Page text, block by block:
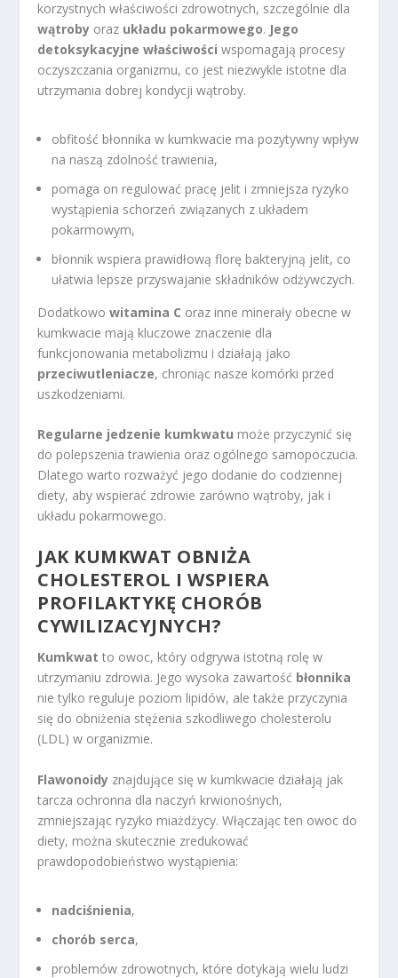
korzystnych właściwości zdrowotnych, szczególnie dla
wątroby oraz układu pokarmowego. Jego
detoksykacyjne właściwości wspomagają procesy
oczyszczania organizmu, co jest niezwykle istotne dla
utrzymania dobrej kondycji wątroby.
obfitość błonnika w kumkwacie ma pozytywny wpływ
na naszą zdolność trawienia,
pomaga on regulować pracę jelit i zmniejsza ryzyko
wystąpienia schorzeń związanych z układem
pokarmowym,
błonnik wspiera prawidłową florę bakteryjną jelit, co
ułatwia lepsze przyswajanie składników odżywczych.
Dodatkowowitamina C oraz inne minerały obecne w
kumkwacie mają kluczowe znaczenie dla
funkcjonowania metabolizmu i działają jako
przeciwutleniacze, chroniąc nasze komórki przed
uszkodzeniami.
Regularne jedzenie kumkwatu może przyczynić się
do polepszenia trawienia oraz ogólnego samopoczucia.
Dlatego warto rozważyć jego dodanie do codziennej
diety, aby wspierać zdrowie zarówno wątroby, jak i
układu pokarmowego.
JAK KUMKWAT OBNIŻA
CHOLESTEROL I WSPIERA
PROFILAKTYKĘ CHORÓB
CYWILIZACYJNYCH?
Kumkwat to owoc, który odgrywa istotną rolę w
utrzymaniu zdrowia. Jego wysoka zawartość błonnika
nie tylko reguluje poziom lipidów, ale także przyczynia
się do obniżenia stężenia szkodliwego cholesterolu
(LDL) w organizmie.
Flawonoidy znajdujące się w kumkwacie działają jak
tarcza ochronna dla naczyń krwionośnych,
zmniejszając ryzyko miażdżycy. Włączając ten owoc do
diety, można skutecznie zredukować
prawdopodobieństwo wystąpienia:
nadciśnienia,
chorób serca,
problemów zdrowotnych, które dotykają wielu ludzi